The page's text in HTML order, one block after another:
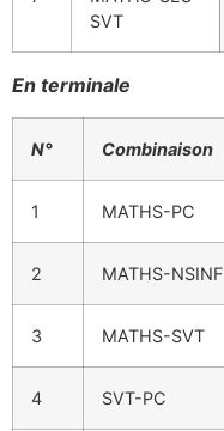
SVT
En terminale
N° Combinaison
1 MATHS-PC
2 MATHS-NSINF
3 MATHS-SVT
4 SVT-PC